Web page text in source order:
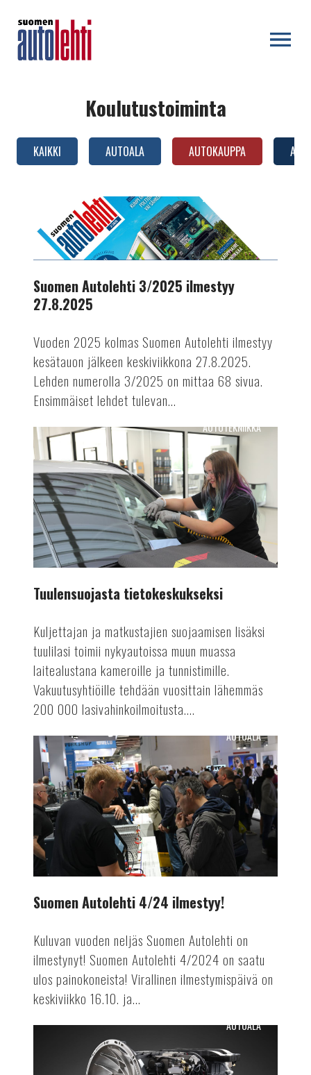
Koulutustoiminta
KAIKKI AUTOALA AUTOKAUPPA
Autolehti
3/2025
ilmestyy
AUTOTEKNIIKKA
Suomen Autolehti 3/2025 ilmestyy
27.8.2025
Vuoden 2025 kolmas Suomen Autolehti ilmestyy
kesätauon jälkeen keskiviikkona 27.8.2025.
Lehden numerolla 3/2025 on mittaa 68 sivua.
Ensimmäiset lehdet tulevan...
Tuulensuojasta
tietokeskukseksi
AUTOTEKNIIKKA
Tuulensuojasta tietokeskukseksi
Kuljettajan ja matkustajien suojaamisen lisäksi
tuulilasi toimii nykyautoissa muun muassa
laitealustana kameroille ja tunnistimille.
Vakuutusyhtiöille tehdään vuosittain lähemmäs
200 000 lasivahinkoilmoitusta....
Suomen
Autolehti
4/24
ilmestyy!
AUTOALA
Suomen Autolehti 4/24 ilmestyy!
Kuluvan vuoden neljäs Suomen Autolehti on
ilmestynyt! Suomen Autolehti 4/2024 on saatu
ulos painokoneista! Virallinen ilmestymispäivä on
keskiviikko 16.10. ja...
autovalmistuksessa
AUTOALA